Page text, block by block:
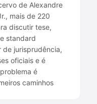
de Alexandre
mais de 220
discutir tese,
standard
de jurisprudência,
oficiais e é
é
caminhos